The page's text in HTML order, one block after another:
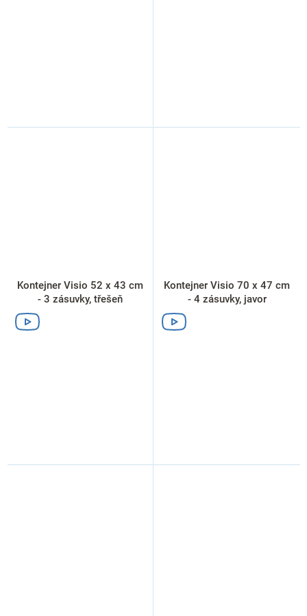
Kontejner Visio 52 x 43 cm
- 3 zásuvky, třešeň
Kontejner Visio 70 x 47 cm
- 4 zásuvky, javor